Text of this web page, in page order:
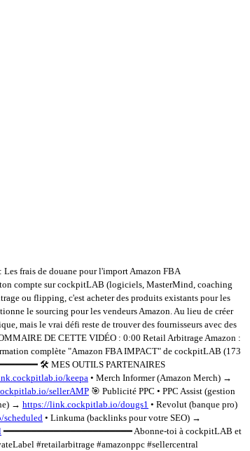
frais de douane pour l'import Amazon FBA
compte sur cockpitLAB (logiciels, MasterMind, coaching
ou flipping, c'est acheter des produits existants pour les
le sourcing pour les vendeurs Amazon. Au lieu de créer
mais le vrai défi reste de trouver des fournisseurs avec des
DE CETTE VIDÉO : 0:00 Retail Arbitrage Amazon :
complète "Amazon FBA IMPACT" de cockpitLAB (173
🛠️ MES OUTILS PARTENAIRES
keepa • Merch Informer (Amazon Merch) →
sellerAMP 🎯 Publicité PPC • PPC Assist (gestion
→ https://link.cockpitlab.io/dougs1 • Revolut (banque pro)
• Linkuma (backlinks pour votre SEO) →
━━━━━━━━━━━━━━━━━━━━━━━ Abonne-toi à cockpitLAB et
#retailarbitrage #amazonppc #sellercentral